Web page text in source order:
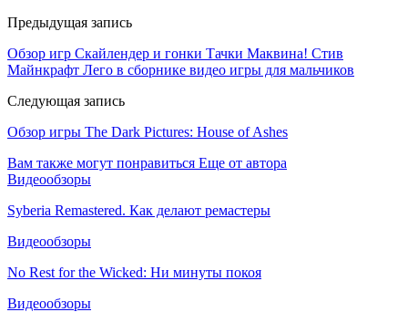
Предыдущая запись
Обзор игр Скайлендер и гонки Тачки Маквина! Стив
Майнкрафт Лего в сборнике видео игры для мальчиков
Следующая запись
Обзор игры The Dark Pictures: House of Ashes
Вам также могут понравиться Еще от автора
Видеообзоры
Syberia Remastered. Как делают ремастеры
Видеообзоры
No Rest for the Wicked: Ни минуты покоя
Видеообзоры